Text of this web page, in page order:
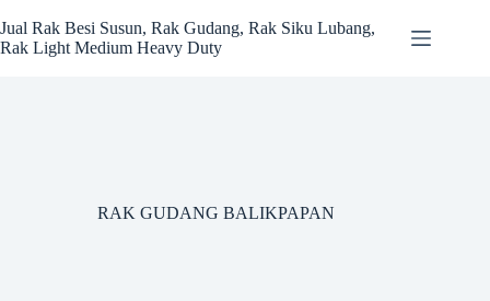
to
content
Jual Rak Besi Susun, Rak Gudang, Rak Siku Lubang,
Rak Light Medium Heavy Duty
RAK GUDANG BALIKPAPAN